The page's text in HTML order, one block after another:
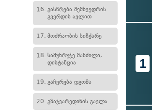
16. გასწრება შემხვედრის
გვერდის ავლით
17. მოძრაობის სიჩქარე
18. სამუხრუჭე მანძილი,
დისტანცია
19. გაჩერება დგომა
20. გზაჯვარედინის გავლა
1